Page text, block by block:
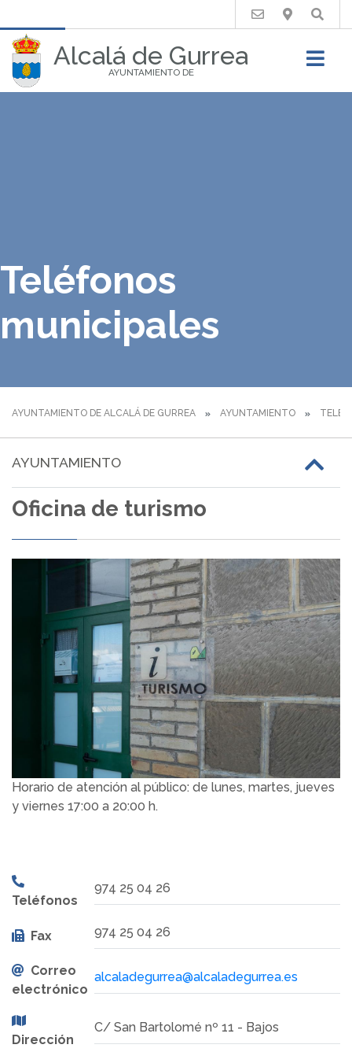
Alcalá de Gurrea
AYUNTAMIENTO DE
Buscar
Teléfonos
municipales
AYUNTAMIENTO DE ALCALÁ DE GURREA AYUNTAMIENTO
AYUNTAMIENTO
Oficina de turismo
Horario de atención al público: de lunes, martes, jueves
y viernes 17:00 a 20:00 h.
Teléfonos
974 25 04 26
Fax 974 25 04 26
Correo
electrónico
alcaladegurrea@alcaladegurrea.es
Dirección
C/ San Bartolomé nº 11 - Bajos